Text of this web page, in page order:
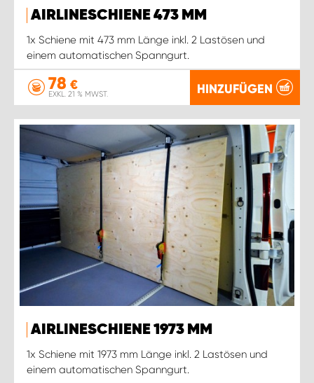
AIRLINESCHIENE 473 MM
1x Schiene mit 473 mm Länge inkl. 2 Lastösen und
einem automatischen Spanngurt.
78 €
EXKL. 21 % MWST. HINZUFÜGEN
AIRLINESCHIENE 1973 MM
1x Schiene mit 1973 mm Länge inkl. 2 Lastösen und
einem automatischen Spanngurt.